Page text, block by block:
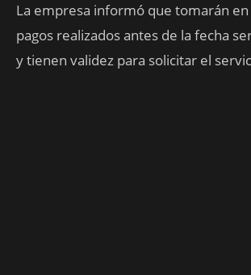
La empresa informó que tomarán
pagos realizados antes de la fecha
y tienen validez para solicitar el